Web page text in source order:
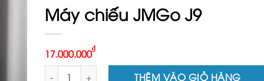
Máy chiếu JMGo J9
17.000.000₫
Máy chiếu JMGo J9 số lượngTHÊM VÀO GIỎ HÀNG